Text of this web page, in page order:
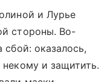
и Лурье
стороны. Во-
сбой: оказалось,
некому и защитить.